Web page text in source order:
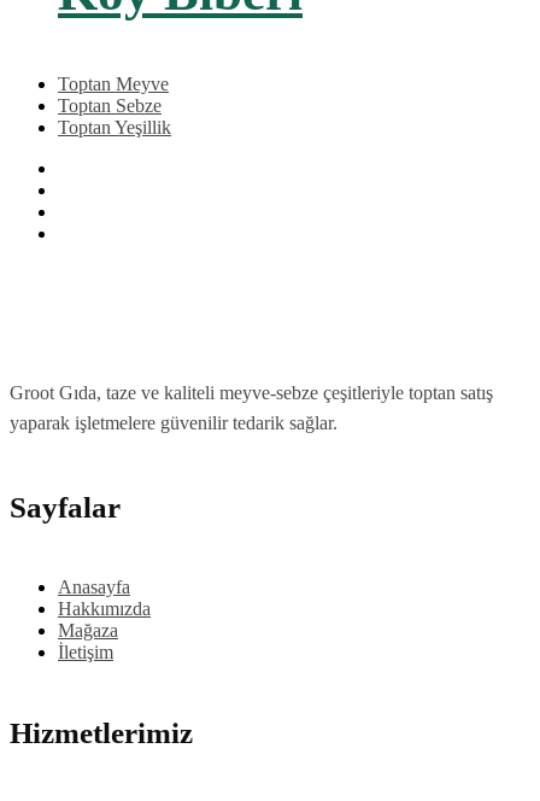
Toptan Meyve
Toptan Sebze
Toptan Yeşillik
Groot Gıda, taze ve kaliteli meyve-sebze çeşitleriyle toptan satış
yaparak işletmelere güvenilir tedarik sağlar.
Sayfalar
Anasayfa
Hakkımızda
Mağaza
İletişim
Hizmetlerimiz